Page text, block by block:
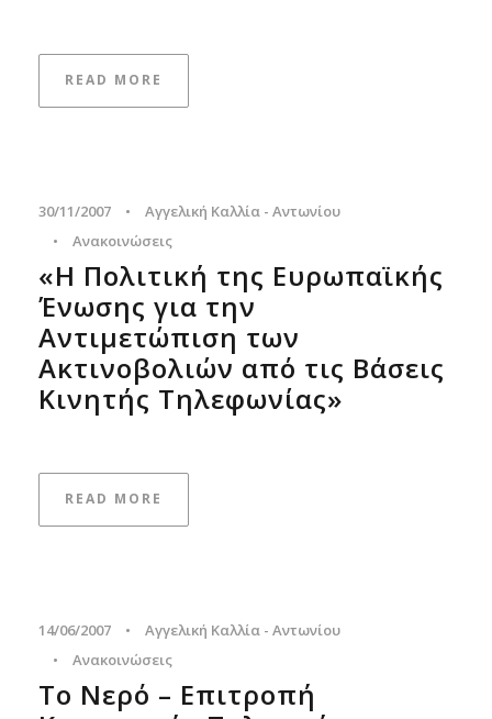
READ MORE
30/11/2007 •
Αγγελική Καλλία - Αντωνίου
•
Ανακοινώσεις
«Η Πολιτική της Ευρωπαϊκής
Ένωσης για την
Αντιμετώπιση των
Ακτινοβολιών από τις Βάσεις
Κινητής Τηλεφωνίας»
READ MORE
14/06/2007 •
Αγγελική Καλλία - Αντωνίου
•
Ανακοινώσεις
Το Νερό – Επιτροπή